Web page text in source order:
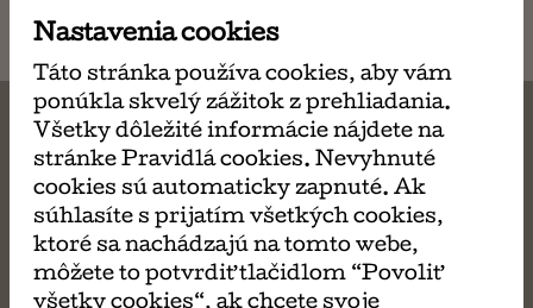
MÔŽE SA VÁM TIEŽ
PÁČIŤ
Nastavenia cookies
Táto stránka používa cookies, aby vám
ponúkla skvelý zážitok z prehliadania.
Všetky dôležité informácie nájdete na
stránke Pravidlá cookies. Nevyhnuté
cookies sú automaticky zapnuté. Ak
súhlasíte s prijatím všetkých cookies,
ktoré sa nachádzajú na tomto webe,
môžete to potvrdiť tlačidlom “Povoliť
všetky cookies“, ak chcete svoje